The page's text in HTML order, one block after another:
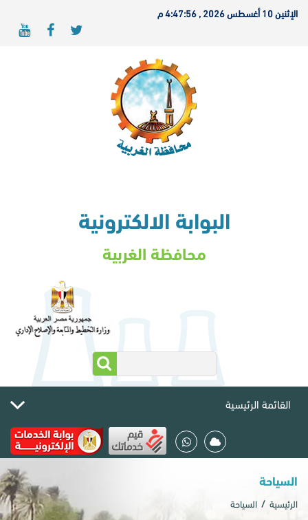
الإثنين 10 أغسطس 2026 , 4:47:56 م
البوابة الالكترونية
محافظة الغربية
القائمة الرئيسية
السياحة
الرئيسية السياحة